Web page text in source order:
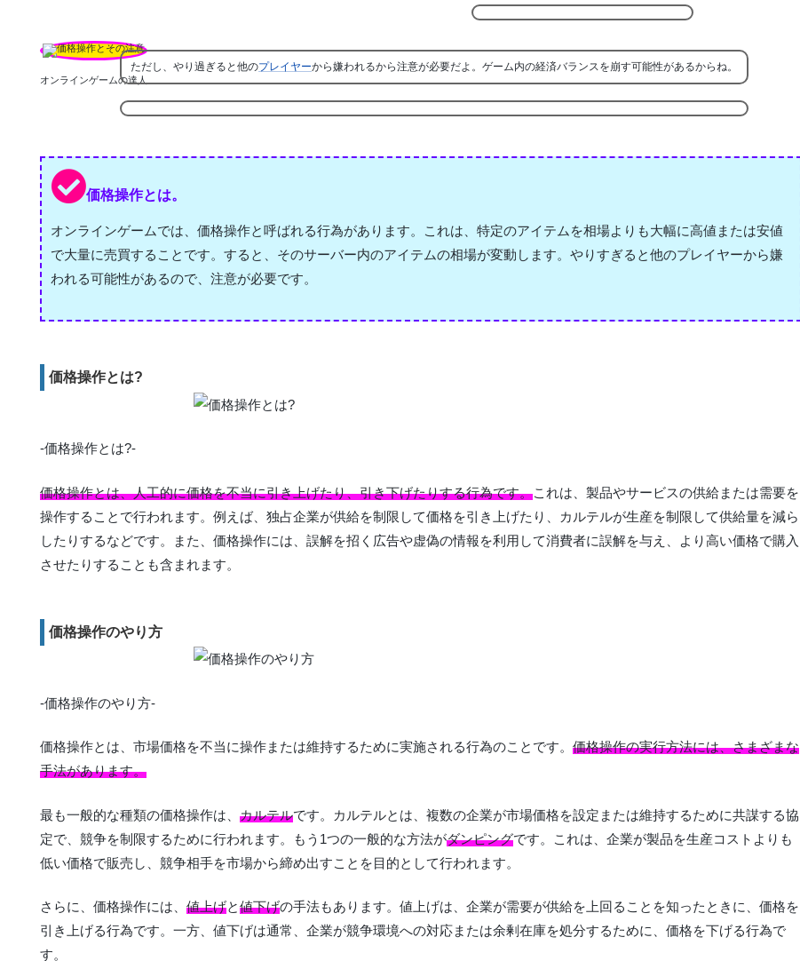
オンラインゲームの達人
ただし、やり過ぎると他のプレイヤーから嫌われるから注意が必要だよ。ゲーム内の経済バランスを崩す可能性があるからね。
価格操作とは。
オンラインゲームでは、価格操作と呼ばれる行為があります。これは、特定のアイテムを相場よりも大幅に高値または安値
で大量に売買することです。すると、そのサーバー内のアイテムの相場が変動します。やりすぎると他のプレイヤーから嫌
われる可能性があるので、注意が必要です。
価格操作とは?
-価格操作とは?-
価格操作とは、人工的に価格を不当に引き上げたり、引き下げたりする行為です。これは、製品やサービスの供給または需要を
操作することで行われます。例えば、独占企業が供給を制限して価格を引き上げたり、カルテルが生産を制限して供給量を減ら
したりするなどです。また、価格操作には、誤解を招く広告や虚偽の情報を利用して消費者に誤解を与え、より高い価格で購入
させたりすることも含まれます。
価格操作のやり方
-価格操作のやり方-
価格操作とは、市場価格を不当に操作または維持するために実施される行為のことです。 価格操作の実行方法には、さまざまな
手法があります。
最も一般的な種類の価格操作は、 カルテルです。カルテルとは、複数の企業が市場価格を設定または維持するために共謀する協
定で、競争を制限するために行われます。もう1つの一般的な方法がダンピングです。これは、企業が製品を生産コストよりも
低い価格で販売し、競争相手を市場から締め出すことを目的として行われます。
さらに、価格操作には、 値上げと値下げの手法もあります。値上げは、企業が需要が供給を上回ることを知ったときに、価格を
引き上げる行為です。一方、値下げは通常、企業が競争環境への対応または余剰在庫を処分するために、価格を下げる行為で
す。